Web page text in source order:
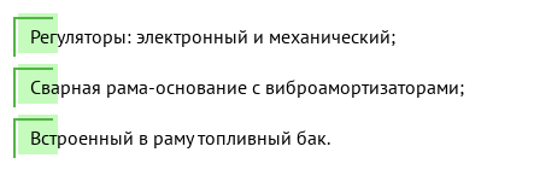
Регуляторы: электронный и механический;
Сварная рама-основание с виброамортизаторами;
Встроенный в раму топливный бак.